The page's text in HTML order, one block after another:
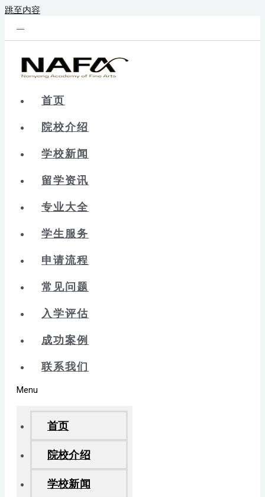
跳至内容
首页
院校介绍
学校新闻
留学资讯
专业大全
学生服务
申请流程
常见问题
入学评估
成功案例
联系我们
Menu
首页
院校介绍
学校新闻